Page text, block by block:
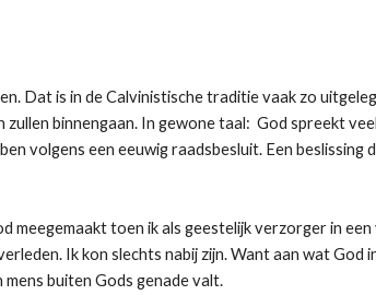
Dat is in de Calvinistische traditie vaak zo
binnengaan. In gewone taal: God spreekt
volgens een eeuwig raadsbesluit. Een
meegemaakt toen ik als geestelijk verzorger in
Ik kon slechts nabij zijn. Want aan wat God
buiten Gods genade valt.